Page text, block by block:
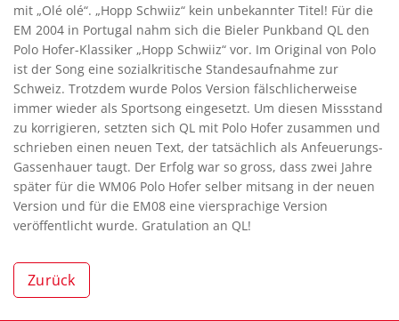
mit „Olé olé“. „Hopp Schwiiz“ kein unbekannter Titel! Für die
EM 2004 in Portugal nahm sich die Bieler Punkband QL den
Polo Hofer-Klassiker „Hopp Schwiiz“ vor. Im Original von Polo
ist der Song eine sozialkritische Standesaufnahme zur
Schweiz. Trotzdem wurde Polos Version fälschlicherweise
immer wieder als Sportsong eingesetzt. Um diesen Missstand
zu korrigieren, setzten sich QL mit Polo Hofer zusammen und
schrieben einen neuen Text, der tatsächlich als Anfeuerungs-
Gassenhauer taugt. Der Erfolg war so gross, dass zwei Jahre
später für die WM06 Polo Hofer selber mitsang in der neuen
Version und für die EM08 eine viersprachige Version
veröffentlicht wurde. Gratulation an QL!
Zurück